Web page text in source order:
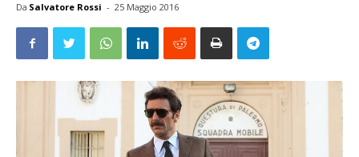
Da Salvatore Rossi - 25 Maggio 2016